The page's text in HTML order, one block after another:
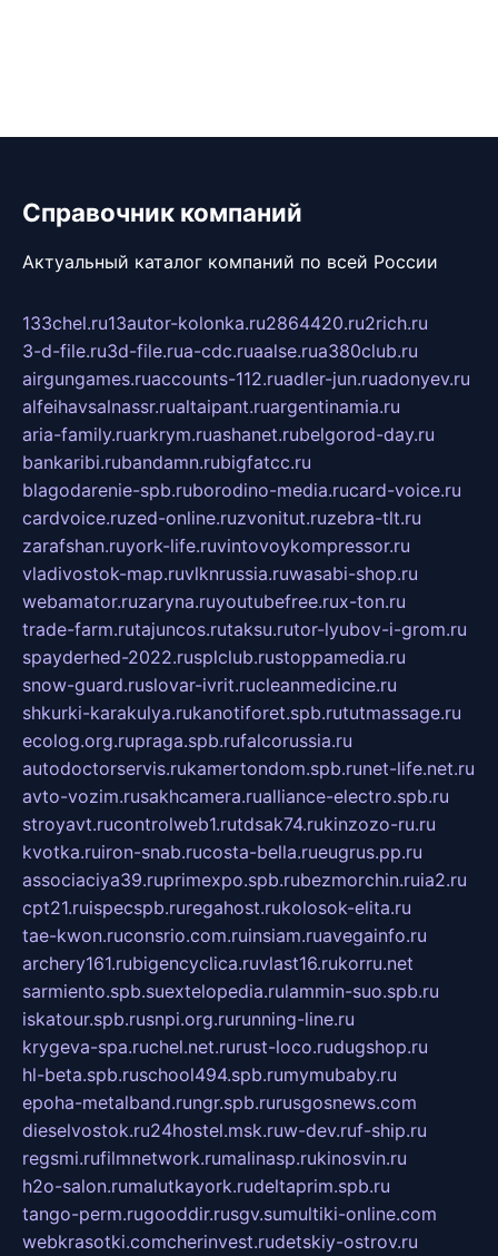
Справочник компаний
Актуальный каталог компаний по всей России
133chel.ru13autor-kolonka.ru2864420.ru2rich.ru
3-d-file.ru3d-file.rua-cdc.ruaalse.rua380club.ru
airgungames.ruaccounts-112.ruadler-jun.ruadonyev.ru
alfeihavsalnassr.rualtaipant.ruargentinamia.ru
aria-family.ruarkrym.ruashanet.rubelgorod-day.ru
bankaribi.rubandamn.rubigfatcc.ru
blagodarenie-spb.ruborodino-media.rucard-voice.ru
cardvoice.ruzed-online.ruzvonitut.ruzebra-tlt.ru
zarafshan.ruyork-life.ruvintovoykompressor.ru
vladivostok-map.ruvlknrussia.ruwasabi-shop.ru
webamator.ruzaryna.ruyoutubefree.rux-ton.ru
trade-farm.rutajuncos.rutaksu.rutor-lyubov-i-grom.ru
spayderhed-2022.rusplclub.rustoppamedia.ru
snow-guard.ruslovar-ivrit.rucleanmedicine.ru
shkurki-karakulya.rukanotiforet.spb.rututmassage.ru
ecolog.org.rupraga.spb.rufalcorussia.ru
autodoctorservis.rukamertondom.spb.runet-life.net.ru
avto-vozim.rusakhcamera.rualliance-electro.spb.ru
stroyavt.rucontrolweb1.rutdsak74.rukinzozo-ru.ru
kvotka.ruiron-snab.rucosta-bella.rueugrus.pp.ru
associaciya39.ruprimexpo.spb.rubezmorchin.ruia2.ru
cpt21.ruispecspb.ruregahost.rukolosok-elita.ru
tae-kwon.ruconsrio.com.ruinsiam.ruavegainfo.ru
archery161.rubigencyclica.ruvlast16.rukorru.net
sarmiento.spb.suextelopedia.rulammin-suo.spb.ru
iskatour.spb.rusnpi.org.rurunning-line.ru
krygeva-spa.ruchel.net.rurust-loco.rudugshop.ru
hl-beta.spb.ruschool494.spb.rumymubaby.ru
epoha-metalband.rungr.spb.rurusgosnews.com
dieselvostok.ru24hostel.msk.ruw-dev.ruf-ship.ru
regsmi.rufilmnetwork.rumalinasp.rukinosvin.ru
h2o-salon.rumalutkayork.rudeltaprim.spb.ru
tango-perm.rugooddir.rusgv.sumultiki-online.com
webkrasotki.comcherinvest.rudetskiy-ostrov.ru